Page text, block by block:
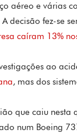
aéreo e várias
decisão fez-se
caíram 13%
ao
, mas dos
que caiu nesta
num Boeing